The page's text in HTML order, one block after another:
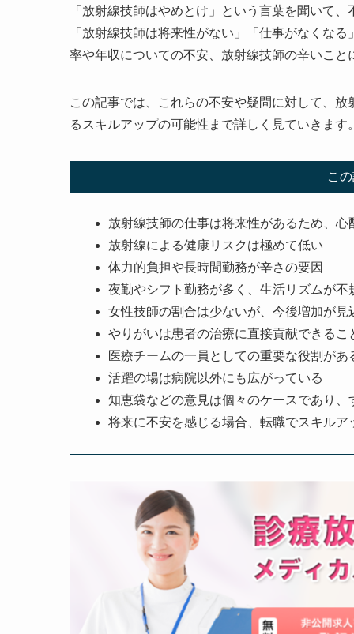
「放射線技師はやめとけ」という言葉を聞いて
「放射線技師は将来性がない」「仕事がなくな
率や年収についての不安、放射線技師の辛いこと
この記事では、これらの不安や疑問に対して、
るスキルアップの可能性まで詳しく見ていきます
こ
放射線技師の仕事は将来性があるため、心
放射線による健康リスクは極めて低い
体力的負担や長時間勤務が辛さの要因
夜勤やシフト勤務が多く、生活リズムが不
女性技師の割合は少ないが、今後増加が見
やりがいは患者の治療に直接貢献できるこ
医療チームの一員としての重要な役割があ
活躍の場は病院以外にも広がっている
知恵袋などの意見は個々のケースであり、
将来に不安を感じる場合、転職でスキルア